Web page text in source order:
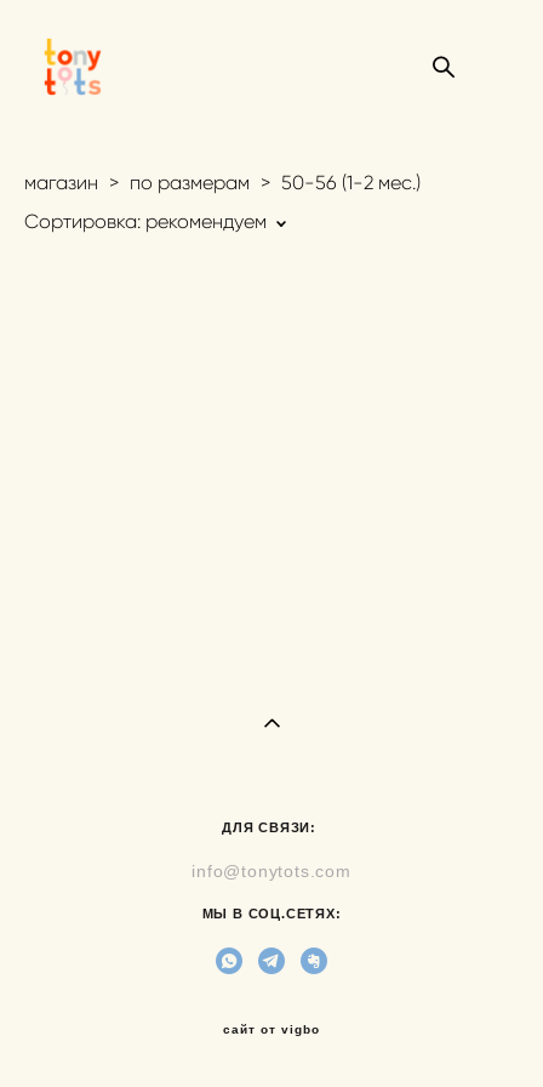
магазин > по размерам > 50-56 (1-2 мес.)
Сортировка: рекомендуем
ДЛЯ СВЯЗИ:
info@tonytots.com
МЫ В СОЦ.СЕТЯХ:
сайт от vigbo